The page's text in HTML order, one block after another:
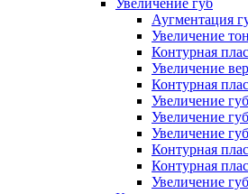
Увеличение губ
Аугментация
Увеличение
Контурная
Увеличение
Контурная
Увеличение
Увеличение
Увеличение
Контурная
Контурная
Увеличение